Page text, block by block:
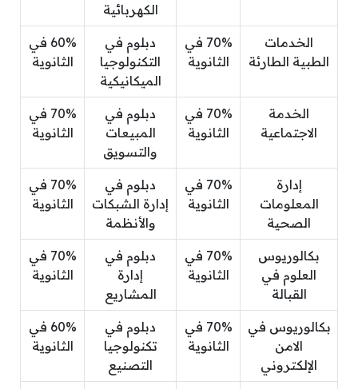
الكهربائية
الخدمات
الطبية الطارئة
70% في
الثانوية
دبلوم في
التكنولوجيا
الميكانيكية
60% في
الثانوية
الخدمة
الاجتماعية
70% في
الثانوية
دبلوم في
المبيعات
والتسويق
70% في
الثانوية
إدارة
المعلومات
الصحية
70% في
الثانوية
دبلوم في
إدارة الشبكات
والأنظمة
70% في
الثانوية
بكالوريوس
العلوم في
القبالة
70% في
الثانوية
دبلوم في
إدارة
المشاريع
70% في
الثانوية
بكالوريوس في
الامن
الإلكتروني
70% في
الثانوية
دبلوم في
تكنولوجيا
التصنيع
60% في
الثانوية